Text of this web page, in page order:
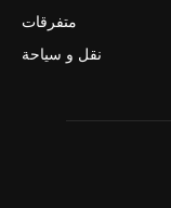
متفرقات
نقل و سياحة